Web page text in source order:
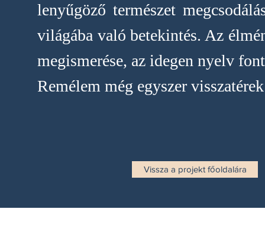
lenyűgöző természet
világába való betekintés. Az
megismerése, az idegen nyelv
Remélem még egyszer
Vissza a projekt főoldalára